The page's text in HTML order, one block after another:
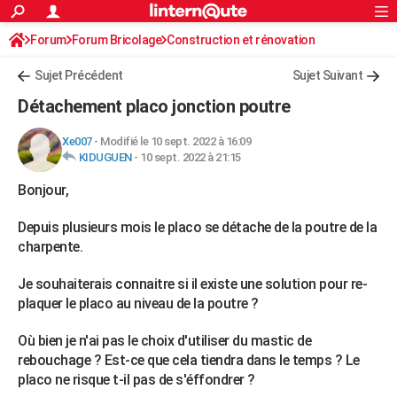
ACTUALITÉS
Politique
Société
Faits Divers
Education
Monde
Villes
+
FINANCE
Retraite
Impôts
Epargne
Immobilier
Risques naturels par ville
Banque
Assurance
Crédit
AUTO
Essais
Réserver un essai
Citadines
Berlines
SUV
Forum auto
+HIGH-TECH
Mobiles
Meilleur smartphone
Internet
Ordinateurs
Jeux vidéo
Guide high-tech
+BRICOLAGE
Guides de France
Escapades
Patrimoine
Expositions
Musées
Week-end nature
+LIFESTYLE
Art de vivre
Bien-être
Loisirs
Mode
Modes de vie
SANTE
Alimentation
Guide de la santé
Maladies
Médicaments
Sommeil
VOYAGE
Rechercher
S'inscrire
Connexion
Forum Forum Bricolage Construction et rénovation
Charpente, toiture, combles
Sujet Précédent Sujet Suivant
Détachement placo jonction poutre
Xe007- Modifié le 10 sept. 2022 à 16:09
KIDUGUEN- 10 sept. 2022 à 21:15
Bonjour,
Depuis plusieurs mois le placo se détache de la poutre de la
charpente.
Je souhaiterais connaitre si il existe une solution pour re-
plaquer le placo au niveau de la poutre ?
Où bien je n'ai pas le choix d'utiliser du mastic de
rebouchage ? Est-ce que cela tiendra dans le temps ? Le
placo ne risque t-il pas de s'éffondrer ?